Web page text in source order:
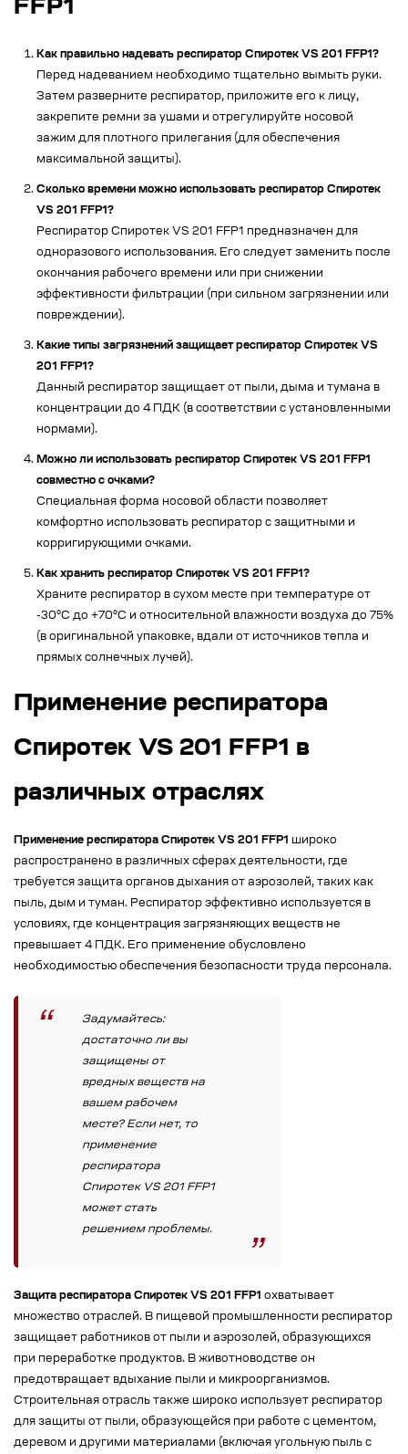
FFP1
Как правильно надевать респиратор Спиротек VS 201 FFP1?
Перед надеванием необходимо тщательно вымыть руки.
Затем разверните респиратор, приложите его к лицу,
закрепите ремни за ушами и отрегулируйте носовой
зажим для плотного прилегания (для обеспечения
максимальной защиты).
Сколько времени можно использовать респиратор Спиротек
VS 201 FFP1?
Респиратор Спиротек VS 201 FFP1 предназначен для
одноразового использования. Его следует заменить после
окончания рабочего времени или при снижении
эффективности фильтрации (при сильном загрязнении или
повреждении).
Какие типы загрязнений защищает респиратор Спиротек VS
201 FFP1?
Данный респиратор защищает от пыли, дыма и тумана в
концентрации до 4 ПДК (в соответствии с установленными
нормами).
Можно ли использовать респиратор Спиротек VS 201 FFP1
совместно с очками?
Специальная форма носовой области позволяет
комфортно использовать респиратор с защитными и
корригирующими очками.
Как хранить респиратор Спиротек VS 201 FFP1?
Храните респиратор в сухом месте при температуре от
-30°C до +70°C и относительной влажности воздуха до 75%
(в оригинальной упаковке, вдали от источников тепла и
прямых солнечных лучей).
Применение респиратора
Спиротек VS 201 FFP1 в
различных отраслях
Применение респиратора Спиротек VS 201 FFP1 широко
распространено в различных сферах деятельности, где
требуется защита органов дыхания от аэрозолей, таких как
пыль, дым и туман. Респиратор эффективно используется в
условиях, где концентрация загрязняющих веществ не
превышает 4 ПДК. Его применение обусловлено
необходимостью обеспечения безопасности труда персонала.
Задумайтесь:
достаточно ли вы
защищены от
вредных веществ на
вашем рабочем
месте? Если нет, то
применение
респиратора
Спиротек VS 201 FFP1
может стать
решением проблемы.
Защита респиратора Спиротек VS 201 FFP1 охватывает
множество отраслей. В пищевой промышленности респиратор
защищает работников от пыли и аэрозолей, образующихся
при переработке продуктов. В животноводстве он
предотвращает вдыхание пыли и микроорганизмов.
Строительная отрасль также широко использует респиратор
для защиты от пыли, образующейся при работе с цементом,
деревом и другими материалами (включая угольную пыль с